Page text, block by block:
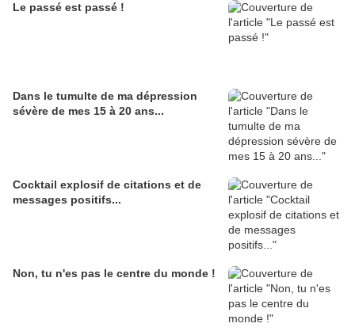
Le passé est passé !
Dans le tumulte de ma dépression
sévère de mes 15 à 20 ans...
Cocktail explosif de citations et de
messages positifs...
Non, tu n'es pas le centre du monde !